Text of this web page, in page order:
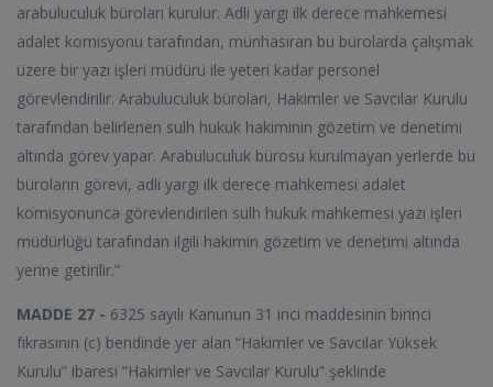
arabuluculuk büroları kurulur. Adli yargı ilk derece mahkemesi
adalet komisyonu tarafından, münhasıran bu bürolarda çalışmak
üzere bir yazı işleri müdürü ile yeteri kadar personel
görevlendirilir. Arabuluculuk büroları, Hakimler ve Savcılar Kurulu
tarafından belirlenen sulh hukuk hakiminin gözetim ve denetimi
altında görev yapar. Arabuluculuk bürosu kurulmayan yerlerde bu
büroların görevi, adli yargı ilk derece mahkemesi adalet
komisyonunca görevlendirilen sulh hukuk mahkemesi yazı işleri
müdürlüğü tarafından ilgili hakimin gözetim ve denetimi altında
yerine getirilir.”
MADDE 27 - 6325 sayılı Kanunun 31 inci maddesinin birinci
fıkrasının (c) bendinde yer alan “Hakimler ve Savcılar Yüksek
Kurulu” ibaresi “Hakimler ve Savcılar Kurulu” şeklinde